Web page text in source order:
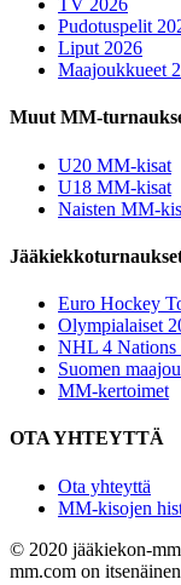
TV 2026
Pudotuspelit
Liput 2026
Maajoukkueet
Muut MM-
U20 MM-kisat
U18 MM-kisat
Naisten MM-
Euro Hockey
Olympialaiset
NHL 4 Nations
Suomen
MM-kertoimet
OTA YHTEYTTÄ
Ota yhteyttä
MM-kisojen
© 2020 jääkiekon-
mm.com on